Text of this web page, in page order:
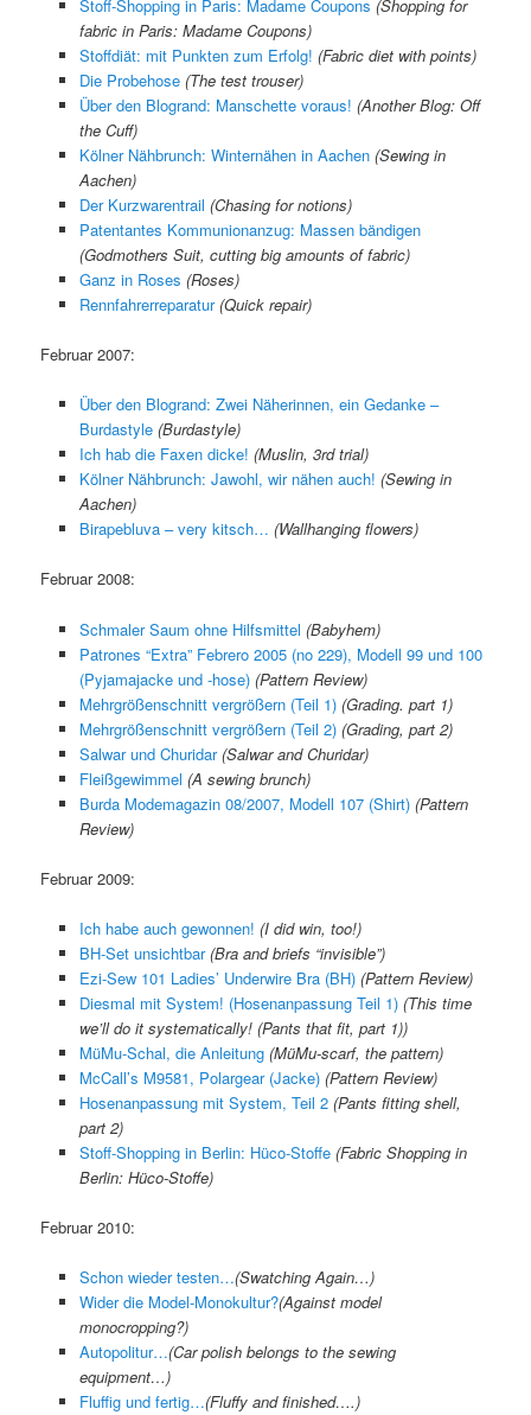
Stoff-Shopping in Paris: Madame Coupons (Shopping for
fabric in Paris: Madame Coupons)
Stoffdiät: mit Punkten zum Erfolg! (Fabric diet with points)
Die Probehose (The test trouser)
Über den Blogrand: Manschette voraus! (Another Blog: Off
the Cuff)
Kölner Nähbrunch: Winternähen in Aachen (Sewing in
Aachen)
Der Kurzwarentrail (Chasing for notions)
Patentantes Kommunionanzug: Massen bändigen
(Godmothers Suit, cutting big amounts of fabric)
Ganz in Roses (Roses)
Rennfahrerreparatur (Quick repair)
Februar 2007:
Über den Blogrand: Zwei Näherinnen, ein Gedanke –
Burdastyle (Burdastyle)
Ich hab die Faxen dicke! (Muslin, 3rd trial)
Kölner Nähbrunch: Jawohl, wir nähen auch! (Sewing in
Aachen)
Birapebluva – very kitsch… (Wallhanging flowers)
Februar 2008:
Schmaler Saum ohne Hilfsmittel (Babyhem)
Patrones “Extra” Febrero 2005 (no 229), Modell 99 und 100
(Pyjamajacke und -hose) (Pattern Review)
Mehrgrößenschnitt vergrößern (Teil 1) (Grading. part 1)
Mehrgrößenschnitt vergrößern (Teil 2) (Grading, part 2)
Salwar und Churidar (Salwar and Churidar)
Fleißgewimmel (A sewing brunch)
Burda Modemagazin 08/2007, Modell 107 (Shirt) (Pattern
Review)
Februar 2009:
Ich habe auch gewonnen! (I did win, too!)
BH-Set unsichtbar (Bra and briefs “invisible”)
Ezi-Sew 101 Ladies’ Underwire Bra (BH) (Pattern Review)
Diesmal mit System! (Hosenanpassung Teil 1) (This time
we’ll do it systematically! (Pants that fit, part 1))
MüMu-Schal, die Anleitung (MüMu-scarf, the pattern)
McCall’s M9581, Polargear (Jacke) (Pattern Review)
Hosenanpassung mit System, Teil 2 (Pants fitting shell,
part 2)
Stoff-Shopping in Berlin: Hüco-Stoffe (Fabric Shopping in
Berlin: Hüco-Stoffe)
Februar 2010:
Schon wieder testen…(Swatching Again…)
Wider die Model-Monokultur?(Against model
monocropping?)
Autopolitur…(Car polish belongs to the sewing
equipment…)
Fluffig und fertig…(Fluffy and finished….)